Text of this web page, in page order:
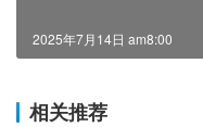
2025年7月14日 am8:00
相关推荐